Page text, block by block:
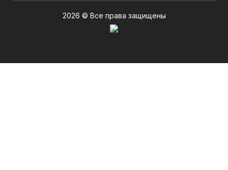
2026 © Все права защищены